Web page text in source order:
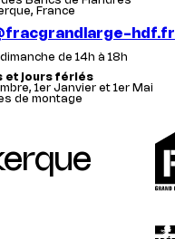
France
hdf.fr
de 14h à 18h
et jours fériés
1er Janvier et 1er Mai
de montage